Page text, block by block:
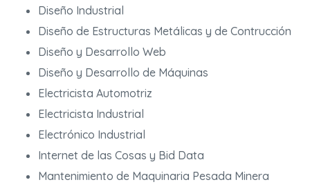
Diseño Industrial
Diseño de Estructuras Metálicas y de Contrucción
Diseño y Desarrollo Web
Diseño y Desarrollo de Máquinas
Electricista Automotriz
Electricista Industrial
Electrónico Industrial
Internet de las Cosas y Bid Data
Mantenimiento de Maquinaria Pesada Minera